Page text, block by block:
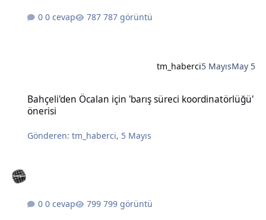
0 cevap 787 görüntü
tm_haberci5 MayısMay 5
Bahçeli'den Öcalan için 'barış süreci koordinatörlüğü'
önerisi
Gönderen:tm_haberci, 5 Mayıs
0 cevap 799 görüntü